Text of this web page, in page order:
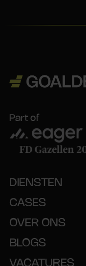
Part of
DIENSTEN
CASES
OVER ONS
BLOGS
VACATURES